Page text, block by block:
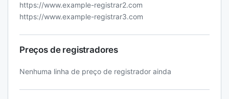
https://www.example-registrar2.com
https://www.example-registrar3.com
Preços de registradores
Nenhuma linha de preço de registrador ainda